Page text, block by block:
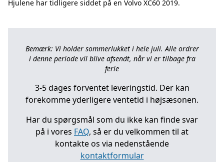
Bemærk: Vi holder sommerlukket i hele juli. Alle ordrer
i denne periode vil blive afsendt, når vi er tilbage fra
ferie
3-5 dages forventet leveringstid. Der kan
forekomme yderligere ventetid i højsæsonen.
Har du spørgsmål som du ikke kan finde svar
på i vores FAQ, så er du velkommen til at
kontakte os via nedenstående
kontaktformular